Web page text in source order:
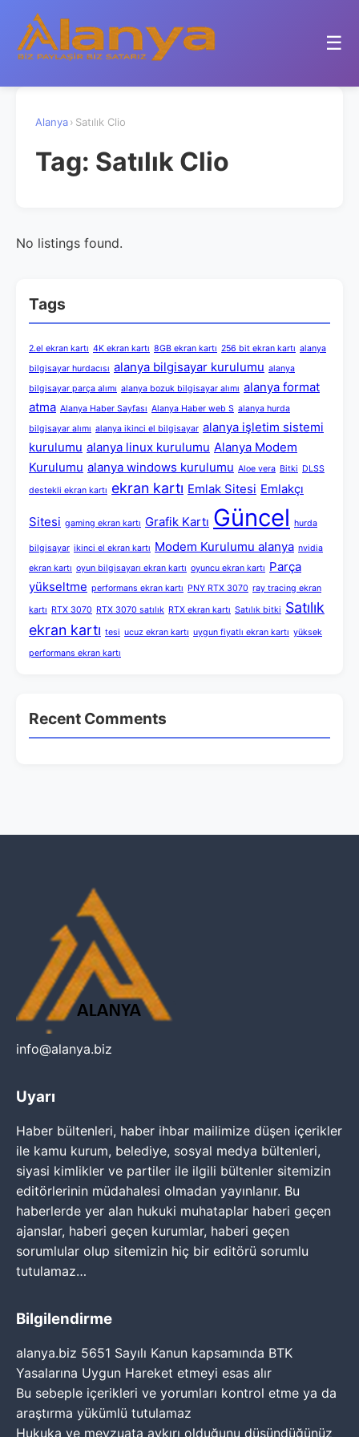
☰
Alanya› Satılık Clio
Tag: Satılık Clio
No listings found.
Tags
2.el ekran kartı 4K ekran kartı 8GB ekran kartı 256 bit ekran kartı alanya
bilgisayar hurdacısı alanya bilgisayar kurulumu alanya
bilgisayar parça alımı alanya bozuk bilgisayar alımı alanya format
atma Alanya Haber Sayfası Alanya Haber web S alanya hurda
bilgisayar alımı alanya ikinci el bilgisayar alanya işletim sistemi
kurulumu alanya linux kurulumu Alanya Modem
Kurulumu alanya windows kurulumu Aloe vera Bitki DLSS
destekli ekran kartı ekran kartı Emlak Sitesi Emlakçı
Sitesi gaming ekran kartı Grafik Kartı Güncel hurda
bilgisayar ikinci el ekran kartı Modem Kurulumu alanya nvidia
ekran kartı oyun bilgisayarı ekran kartı oyuncu ekran kartı Parça
yükseltme performans ekran kartı PNY RTX 3070 ray tracing ekran
kartı RTX 3070 RTX 3070 satılık RTX ekran kartı Satılık bitki Satılık
ekran kartı tesi ucuz ekran kartı uygun fiyatlı ekran kartı yüksek
performans ekran kartı
Recent Comments
info@alanya.biz
Uyarı
Haber bültenleri, haber ihbar mailimize düşen içerikler
ile kamu kurum, belediye, sosyal medya bültenleri,
siyasi kimlikler ve partiler ile ilgili bültenler sitemizin
editörlerinin müdahalesi olmadan yayınlanır. Bu
haberlerde yer alan hukuki muhataplar haberi geçen
ajanslar, haberi geçen kurumlar, haberi geçen
sorumlular olup sitemizin hiç bir editörü sorumlu
tutulamaz…
Bilgilendirme
alanya.biz 5651 Sayılı Kanun kapsamında BTK
Yasalarına Uygun Hareket etmeyi esas alır
Bu sebeple içerikleri ve yorumları kontrol etme ya da
araştırma yükümlü tutulamaz
Hukuka ve mevzuata aykırı olduğunu düşündüğünüz